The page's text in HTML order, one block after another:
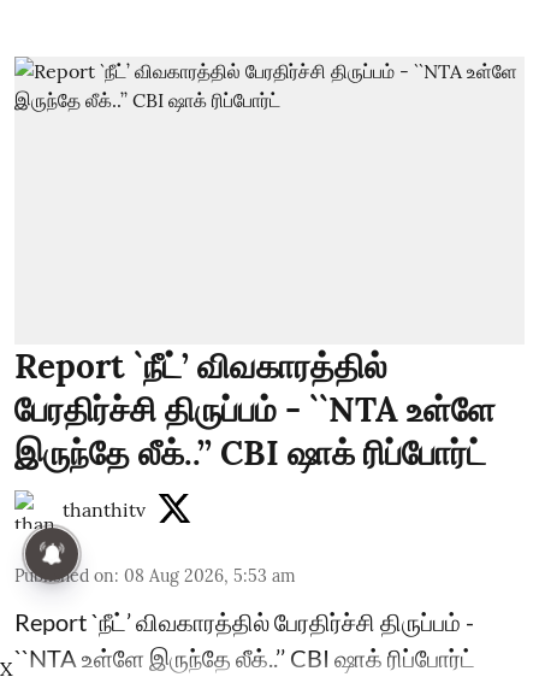
Report `நீட்’ விவகாரத்தில்
பேரதிர்ச்சி திருப்பம் - ``NTA உள்ளே
இருந்தே லீக்..’’ CBI ஷாக் ரிப்போர்ட்
thanthitv
Published on: 08 Aug 2026, 5:53 am
Report `நீட்’ விவகாரத்தில் பேரதிர்ச்சி திருப்பம் -
``NTA உள்ளே இருந்தே லீக்..’’ CBI ஷாக் ரிப்போர்ட்
X